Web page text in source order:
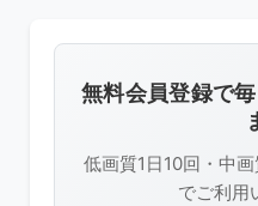
無料会員登録で
低画質1日10回・中
でご利用